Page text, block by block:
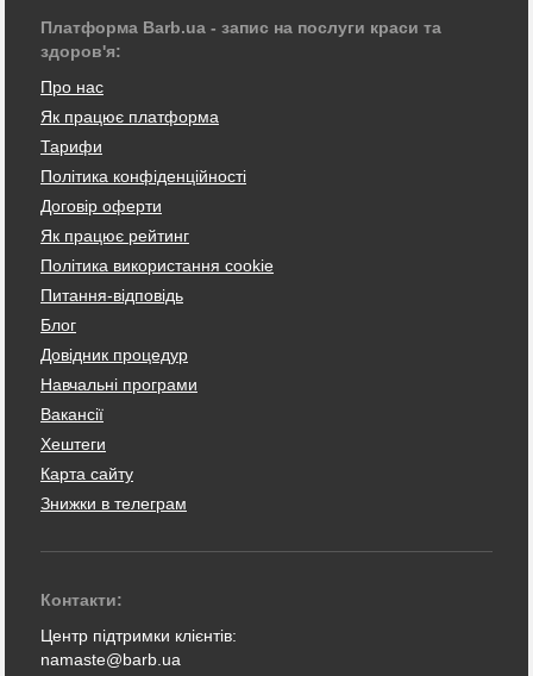
Платформа Barb.ua - запис на послуги краси та
здоров'я:
Про нас
Як працює платформа
Тарифи
Політика конфіденційності
Договір оферти
Як працює рейтинг
Політика використання cookie
Питання-відповідь
Блог
Довідник процедур
Навчальні програми
Вакансії
Хештеги
Карта сайту
Знижки в телеграм
Контакти:
Центр підтримки клієнтів:
namaste@barb.ua